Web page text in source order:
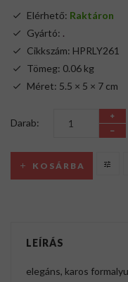
Elérhető: Raktáron
Gyártó: .
Cikkszám: HPRLY261
Tömeg: 0.06 kg
Méret: 5.5 × 5 × 7 cm
Darab:
KOSÁRBA
LEÍRÁS
elegáns, karos